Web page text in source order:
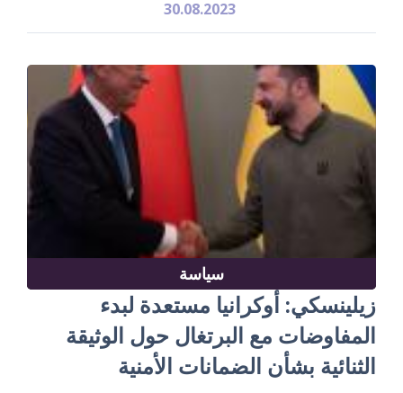
30.08.2023
سياسة
زيلينسكي: أوكرانيا مستعدة لبدء
المفاوضات مع البرتغال حول الوثيقة
الثنائية بشأن الضمانات الأمنية